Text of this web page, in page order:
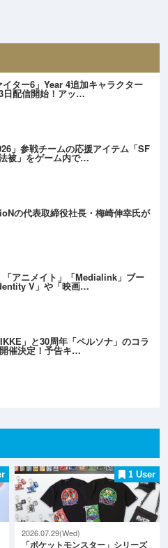
イター6」Year 4追加キャラクター
日配信開始！アッ…
」参戦チームの応援アイテム「SF
被」をゲーム内で…
の代表取締役社長・梅崎伸幸氏が
「アニメイト」「Medialink」ブー
V」や「映画…
」と30周年「ペルソナ」のコラ
催決定！予告キ…
1 User
2026.07.29(Wed)
「ポケットモンスター」シリーズ